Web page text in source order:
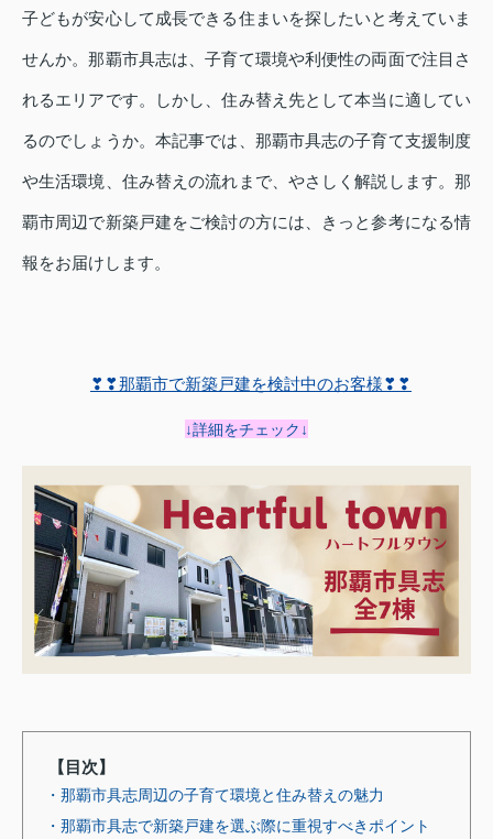
子どもが安心して成長できる住まいを探したいと考えていま
せんか。那覇市具志は、子育て環境や利便性の両面で注目さ
れるエリアです。しかし、住み替え先として本当に適してい
るのでしょうか。本記事では、那覇市具志の子育て支援制度
や生活環境、住み替えの流れまで、やさしく解説します。那
覇市周辺で新築戸建をご検討の方には、きっと参考になる情
報をお届けします。
❣❣那覇市で新築戸建を検討中のお客様❣❣
↓詳細をチェック↓
【目次】
・那覇市具志周辺の子育て環境と住み替えの魅力
・那覇市具志で新築戸建を選ぶ際に重視すべきポイント